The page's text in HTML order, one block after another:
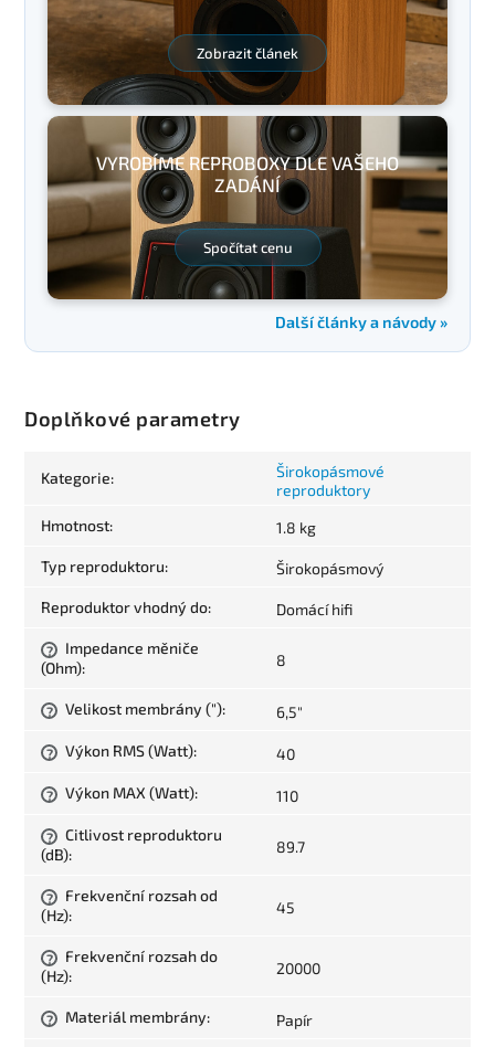
Zobrazit článek
VYROBÍME REPROBOXY DLE VAŠEHO
ZADÁNÍ
Spočítat cenu
Další články a návody »
Doplňkové parametry
Kategorie:
Širokopásmové
reproduktory
Hmotnost: 1.8 kg
Typ reproduktoru: Širokopásmový
Reproduktor vhodný do: Domácí hifi
?
Impedance měniče
(Ohm): 8
? Velikost membrány ("): 6,5"
? Výkon RMS (Watt): 40
? Výkon MAX (Watt): 110
?
Citlivost reproduktoru
(dB): 89.7
?
Frekvenční rozsah od
(Hz): 45
?
Frekvenční rozsah do
(Hz): 20000
? Materiál membrány: Papír